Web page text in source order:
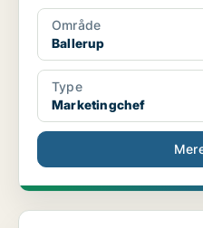
Område
Ballerup
Type
Marketingchef
Projektleder til Areal- og